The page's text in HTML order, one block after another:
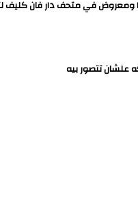
علشان تتصور بيه